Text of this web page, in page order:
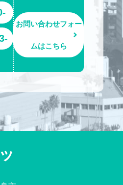
お問い合わせフォー
ムはこちら